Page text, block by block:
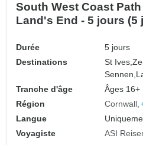
South West Coast
Land's End - 5 jours (5
Durée
5 jours
Destinations
St Ives,
Sennen,
Tranche d'âge
Âges 16+
Région
Cornwall
Langue
Voyagiste
ASI